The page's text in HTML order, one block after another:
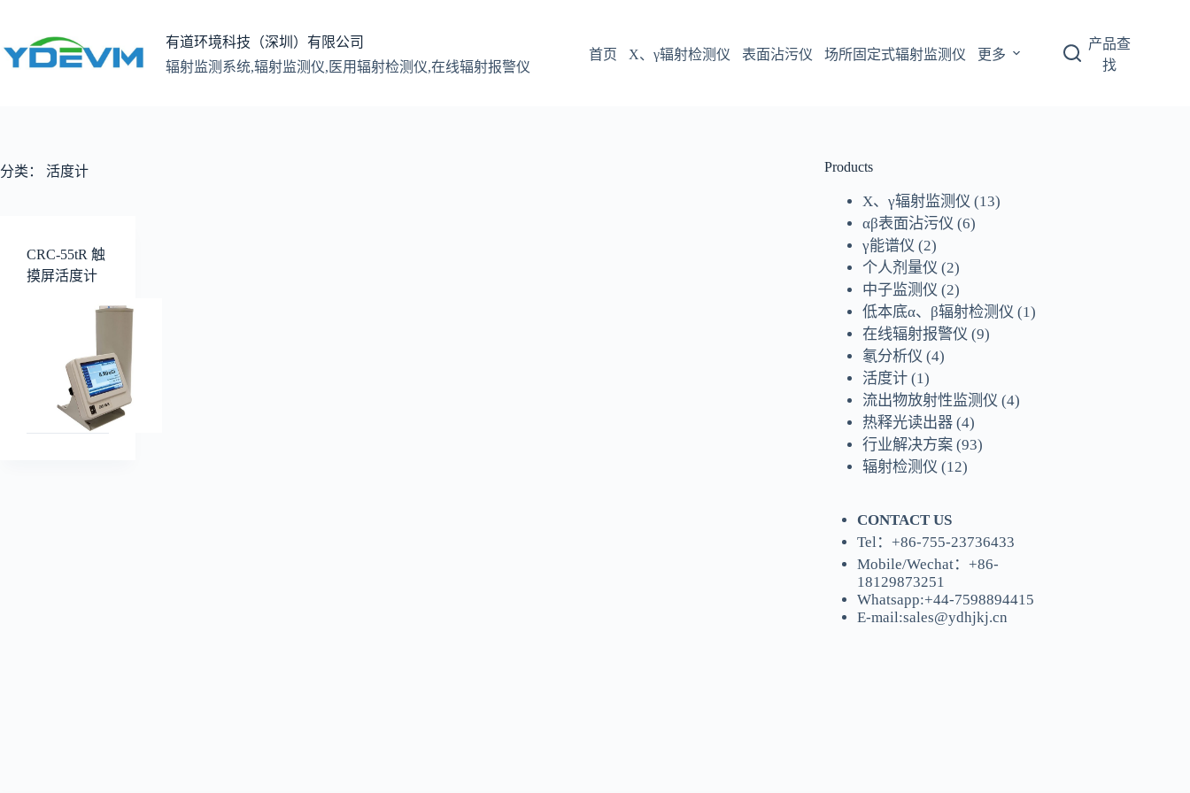
内
有道环境科技（深圳）有限公司
辐射监测系统,辐射监测仪,医用辐射检测仪,在线辐射报警仪
首页 X、γ辐射检测仪 表面沾污仪 场所固定式辐射监测仪 更多
产品查
找
分类： 活度计
CRC-55tR 触
摸屏活度计
Products
X、γ辐射监测仪 (13)
αβ表面沾污仪 (6)
γ能谱仪 (2)
个人剂量仪 (2)
中子监测仪 (2)
低本底α、β辐射检测仪 (1)
在线辐射报警仪 (9)
氡分析仪 (4)
活度计 (1)
流出物放射性监测仪 (4)
热释光读出器 (4)
行业解决方案 (93)
辐射检测仪 (12)
CONTACT US
Tel：+86-755-23736433
Mobile/Wechat：+86-
18129873251
Whatsapp:+44-7598894415
E-mail:sales@ydhjkj.cn